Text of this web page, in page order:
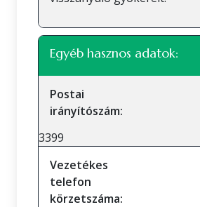
Egyéb hasznos adatok:
Postai
irányítószám:
3399
Vezetékes
telefon
körzetszáma: